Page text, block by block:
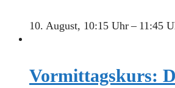
10. August, 10:15 Uhr– 11:45
Vormittagskurs: